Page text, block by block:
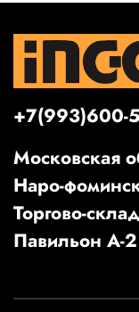
+7(993)600-
Московская
Наро-
Торгово-
Павильон А-2